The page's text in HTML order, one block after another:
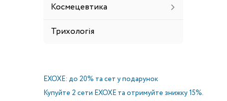
Космецевтика
Трихологія
EXOXE: до 20% та сет у подарунок
Купуйте 2 сети EXOXE та отримуйте знижку 15%.